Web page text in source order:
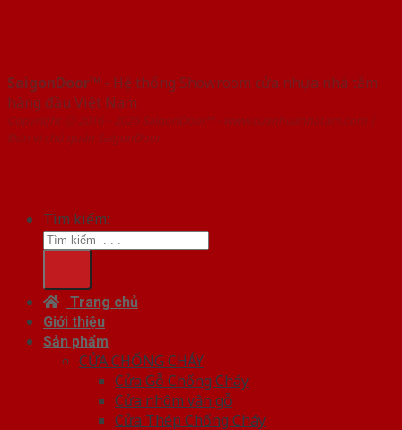
SaigonDoor™ - Hệ thống Showroom cửa nhựa nhà tắm
hàng đầu Việt Nam
Copyright ⓒ 2016 – 2026 SaigonDoor™ - www.cuanhuanhatam.com |
Đơn vị chủ quản SaigonDoor
Tìm kiếm:
Trang chủ
Giới thiệu
Sản phẩm
CỬA CHỐNG CHÁY
Cửa Gỗ Chống Cháy
Cửa nhôm vân gỗ
Cửa Thép Chống Cháy